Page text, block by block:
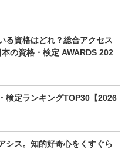
る資格はどれ？総合アクセス
の資格・検定 AWARDS 202
検定ランキングTOP30【2026
シス。知的好奇心をくすぐら